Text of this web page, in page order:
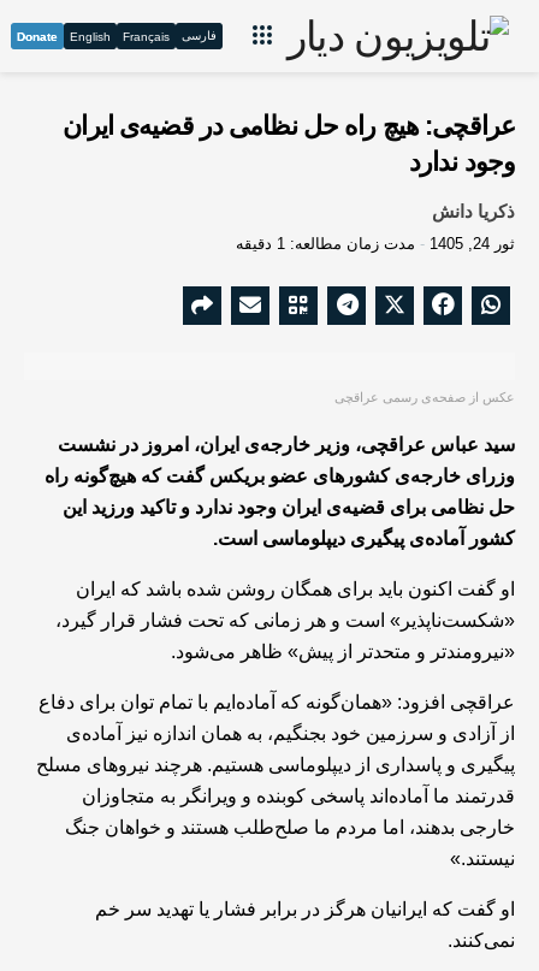
فارسی Français
English
Donate
عراقچی: هیچ راه حل نظامی در قضیه‌ی ایران
وجود ندارد
ذکریا دانش
ثور 24, 1405 مدت زمان مطالعه: 1 دقیقه
عکس از صفحه‌ی رسمی عراقچی
سید عباس عراقچی، وزیر خارجه‌ی ایران، امروز در نشست
وزرای خارجه‌ی کشورهای عضو بریکس گفت که هیچ‌گونه راه
حل نظامی برای قضیه‌ی ایران وجود ندارد و تاکید ورزید این
کشور آماده‌ی‌ پیگیری دیپلوماسی است.
او گفت اکنون باید برای همگان روشن شده باشد که ایران
«شکست‌ناپذیر» است و هر زمانی که تحت فشار قرار گیرد،
«نیرومندتر و متحدتر از پیش» ظاهر می‌شود.
عراقچی افزود: «همان‌گونه که آماده‌ایم با تمام توان برای دفاع
از آزادی و سرزمین خود بجنگیم، به همان اندازه نیز آماده‌ی
پیگیری و پاسداری از دیپلوماسی هستیم. هرچند نیروهای مسلح
قدرتمند ما آماده‌اند پاسخی کوبنده و ویرانگر به متجاوزان
خارجی بدهند، اما مردم ما صلح‌طلب هستند و خواهان جنگ
نیستند.»
او گفت که ایرانیان هرگز در برابر فشار یا تهدید سر خم
نمی‌کنند.